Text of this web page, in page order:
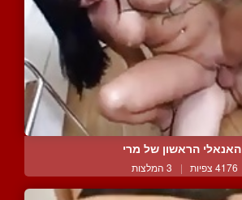
האנאלי הראשון של מרי
4176 צפיות | 3 המלצות